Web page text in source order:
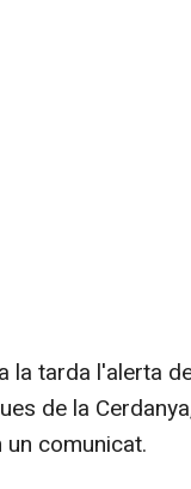
la tarda l'alerta
de la
comunicat.